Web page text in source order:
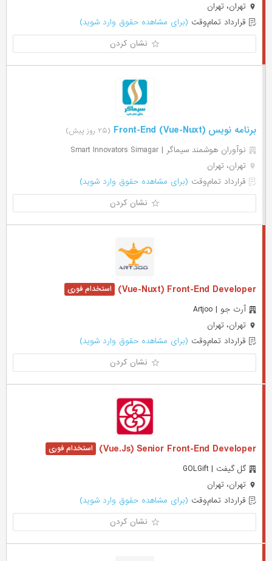
تهران، تهران
قرارداد تمام‌وقت (برای مشاهده حقوق وارد شوید)
نشان کردن
برنامه نویس (Front-End (Vue-Nuxt (۲۵ روز پیش)
نوآوران هوشمند سیماگر | Smart Innovators Simagar
تهران، تهران
قرارداد تمام‌وقت (برای مشاهده حقوق وارد شوید)
نشان کردن
Vue-Nuxt) Front-End Developer)
آرت جو | Artjoo
تهران، تهران
قرارداد تمام‌وقت (برای مشاهده حقوق وارد شوید)
نشان کردن
Vue.Js) Senior Front-End Developer)
گل گیفت | GOLGift
تهران، تهران
قرارداد تمام‌وقت (برای مشاهده حقوق وارد شوید)
نشان کردن